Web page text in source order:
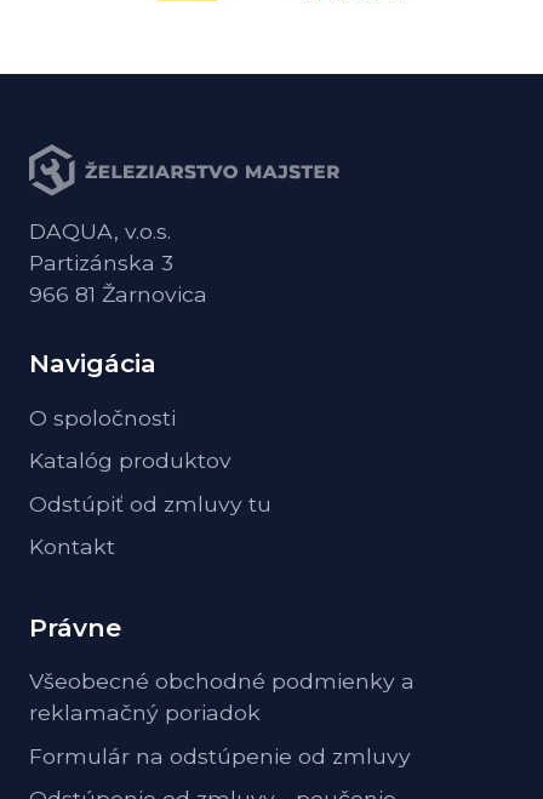
DAQUA, v.o.s.
Partizánska 3
966 81 Žarnovica
Navigácia
O spoločnosti
Katalóg produktov
Odstúpiť od zmluvy tu
Kontakt
Právne
Všeobecné obchodné podmienky a
reklamačný poriadok
Formulár na odstúpenie od zmluvy